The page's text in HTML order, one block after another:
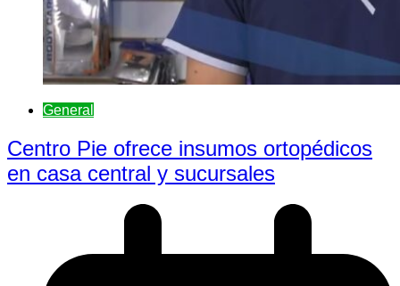
General
Centro Pie ofrece insumos ortopédicos
en casa central y sucursales